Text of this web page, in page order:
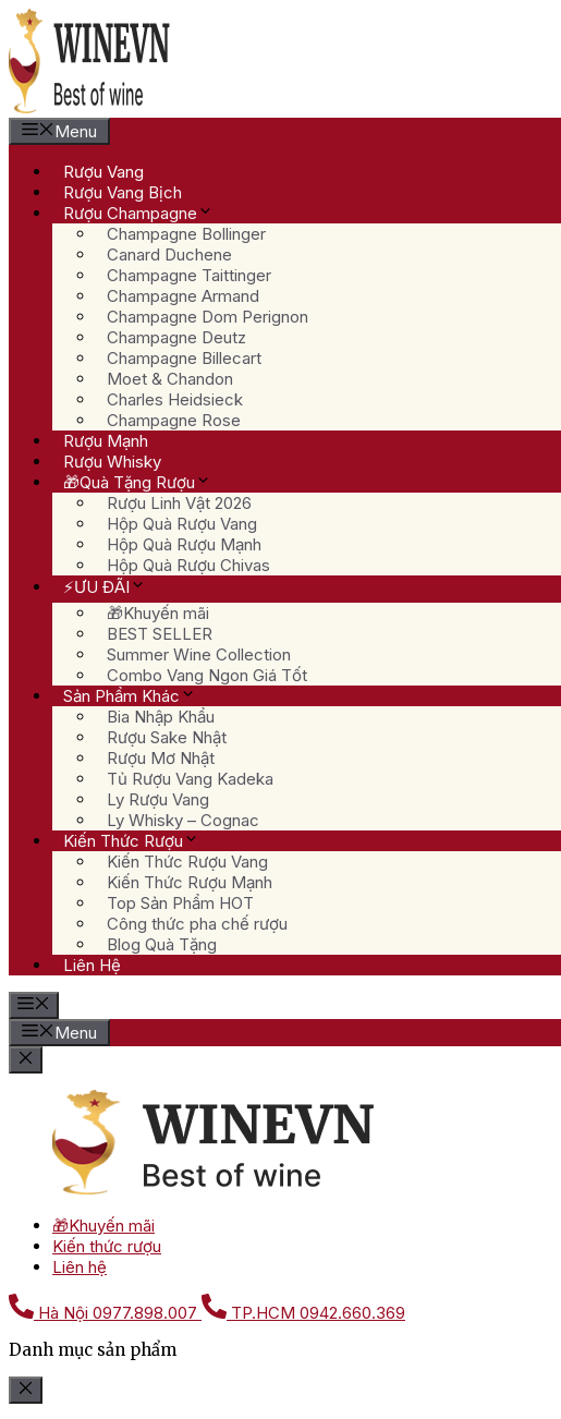
Chuyển
đến
nội
dung
Menu
Rượu Vang
Rượu Vang Bịch
Rượu Champagne
Champagne Bollinger
Canard Duchene
Champagne Taittinger
Champagne Armand
Champagne Dom Perignon
Champagne Deutz
Champagne Billecart
Moet & Chandon
Charles Heidsieck
Champagne Rose
Rượu Mạnh
Rượu Whisky
🎁Quà Tặng Rượu
Rượu Linh Vật 2026
Hộp Quà Rượu Vang
Hộp Quà Rượu Mạnh
Hộp Quà Rượu Chivas
⚡ƯU ĐÃI
🎁Khuyến mãi
BEST SELLER
Summer Wine Collection
Combo Vang Ngon Giá Tốt
Sản Phẩm Khác
Bia Nhập Khẩu
Rượu Sake Nhật
Rượu Mơ Nhật
Tủ Rượu Vang Kadeka
Ly Rượu Vang
Ly Whisky – Cognac
Kiến Thức Rượu
Kiến Thức Rượu Vang
Kiến Thức Rượu Mạnh
Top Sản Phẩm HOT
Công thức pha chế rượu
Blog Quà Tặng
Liên Hệ
Menu
🎁Khuyến mãi
Kiến thức rượu
Liên hệ
Hà Nội 0977.898.007 TP.HCM 0942.660.369
Danh mục sản phẩm